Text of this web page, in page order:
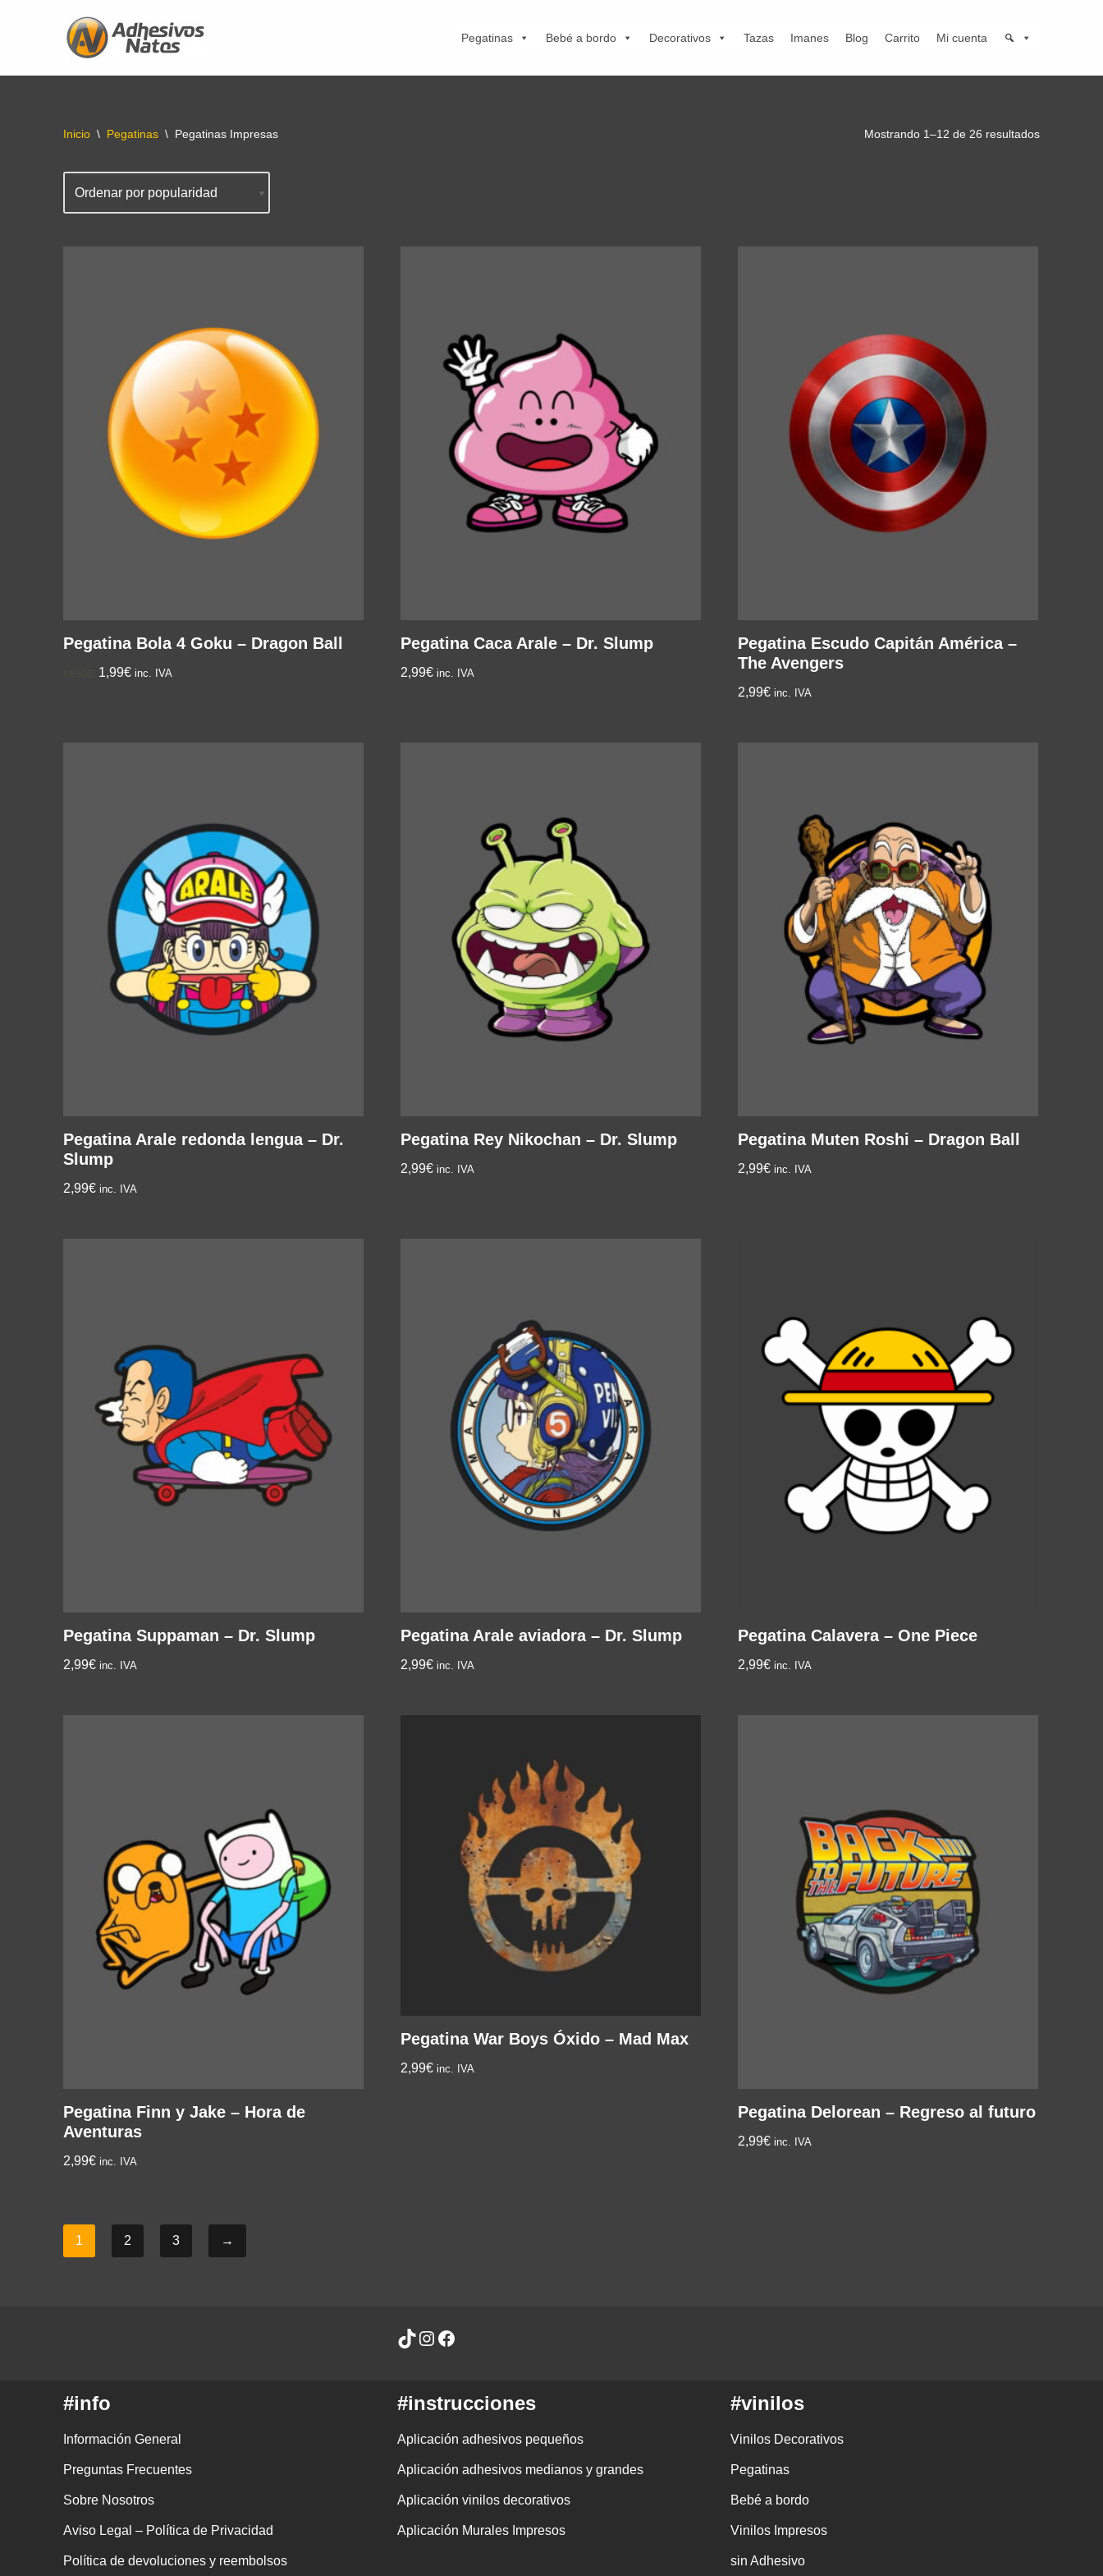
Pegatinas Bebé a bordo Decorativos Tazas Imanes Blog Carrito Mi cuenta
Inicio \ Pegatinas \ Pegatinas Impresas Mostrando 1–12 de 26 resultados
Pegatina Bola 4 Goku – Dragon Ball
1,99€ inc. IVA
Pegatina Caca Arale – Dr. Slump
2,99€ inc. IVA
Pegatina Escudo Capitán América –
The Avengers
2,99€ inc. IVA
Pegatina Arale redonda lengua – Dr.
Slump
2,99€ inc. IVA
Pegatina Rey Nikochan – Dr. Slump
2,99€ inc. IVA
Pegatina Muten Roshi – Dragon Ball
2,99€ inc. IVA
Pegatina Suppaman – Dr. Slump
2,99€ inc. IVA
Pegatina Arale aviadora – Dr. Slump
2,99€ inc. IVA
Pegatina Calavera – One Piece
2,99€ inc. IVA
Pegatina Finn y Jake – Hora de
Aventuras
2,99€ inc. IVA
Pegatina War Boys Óxido – Mad Max
2,99€ inc. IVA
Pegatina Delorean – Regreso al futuro
2,99€ inc. IVA
1 2 3 →
#info
Información General
Preguntas Frecuentes
Sobre Nosotros
Aviso Legal – Política de Privacidad
Política de devoluciones y reembolsos
#instrucciones
Aplicación adhesivos pequeños
Aplicación adhesivos medianos y grandes
Aplicación vinilos decorativos
Aplicación Murales Impresos
#vinilos
Vinilos Decorativos
Pegatinas
Bebé a bordo
Vinilos Impresos
sin Adhesivo